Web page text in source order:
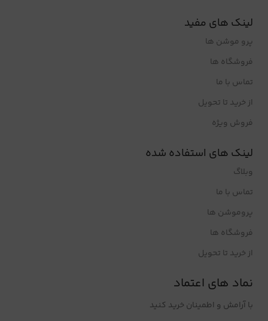
لینک های مفید
پرو موشن ها
فروشگاه ها
تماس با ما
از خرید تا تحویل
فروش ویژه
لینک های استفاده شده
وبلاگ
تماس با ما
پروموشن ها
فروشگاه ها
از خرید تا تحویل
نماد های اعتماد
با آرامش و اطمینان خرید کنید